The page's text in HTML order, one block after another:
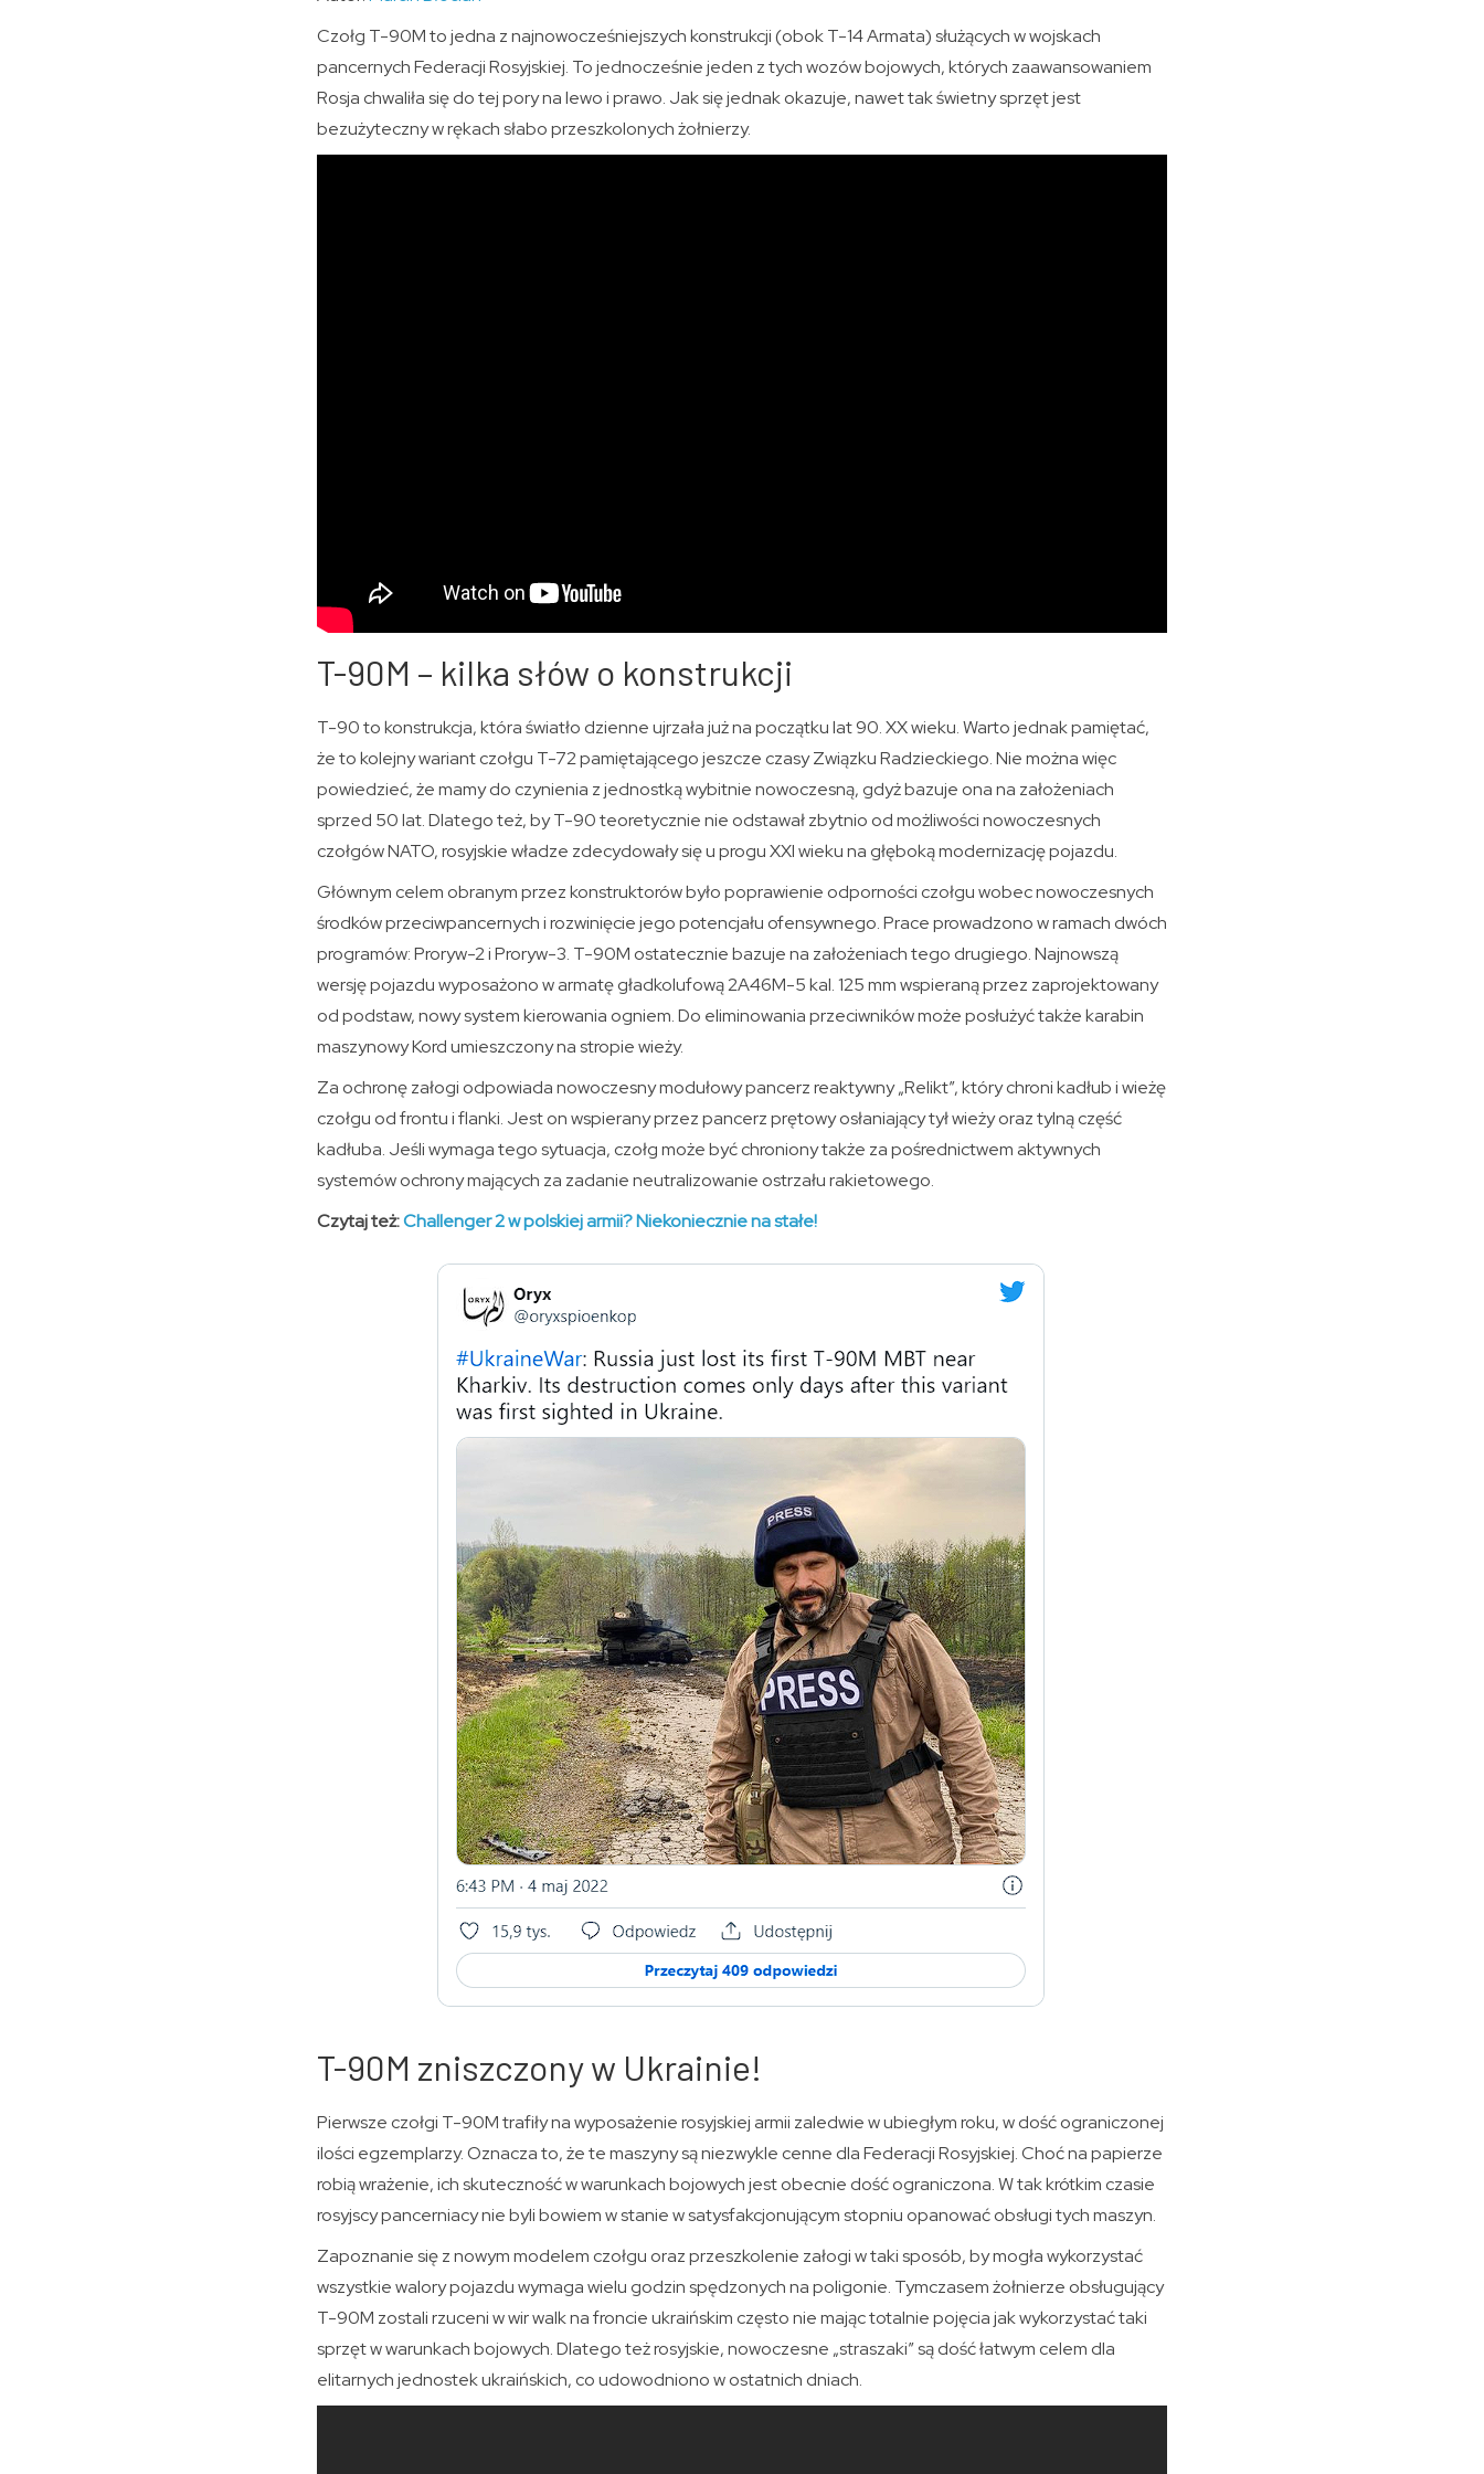
Czołg T-90M to jedna z najnowocześniejszych konstrukcji (obok T-14 Armata) służących w wojskach
pancernych Federacji Rosyjskiej. To jednocześnie jeden z tych wozów bojowych, których zaawansowaniem
Rosja chwaliła się do tej pory na lewo i prawo. Jak się jednak okazuje, nawet tak świetny sprzęt jest
bezużyteczny w rękach słabo przeszkolonych żołnierzy.
T-90M – kilka słów o konstrukcji
T-90 to konstrukcja, która światło dzienne ujrzała już na początku lat 90. XX wieku. Warto jednak pamiętać,
że to kolejny wariant czołgu T-72 pamiętającego jeszcze czasy Związku Radzieckiego. Nie można więc
powiedzieć, że mamy do czynienia z jednostką wybitnie nowoczesną, gdyż bazuje ona na założeniach
sprzed 50 lat. Dlatego też, by T-90 teoretycznie nie odstawał zbytnio od możliwości nowoczesnych
czołgów NATO, rosyjskie władze zdecydowały się u progu XXI wieku na głęboką modernizację pojazdu.
Głównym celem obranym przez konstruktorów było poprawienie odporności czołgu wobec nowoczesnych
środków przeciwpancernych i rozwinięcie jego potencjału ofensywnego. Prace prowadzono w ramach dwóch
programów: Proryw-2 i Proryw-3. T-90M ostatecznie bazuje na założeniach tego drugiego. Najnowszą
wersję pojazdu wyposażono w armatę gładkolufową 2A46M-5 kal. 125 mm wspieraną przez zaprojektowany
od podstaw, nowy system kierowania ogniem. Do eliminowania przeciwników może posłużyć także karabin
maszynowy Kord umieszczony na stropie wieży.
Za ochronę załogi odpowiada nowoczesny modułowy pancerz reaktywny „Relikt”, który chroni kadłub i wieżę
czołgu od frontu i flanki. Jest on wspierany przez pancerz prętowy osłaniający tył wieży oraz tylną część
kadłuba. Jeśli wymaga tego sytuacja, czołg może być chroniony także za pośrednictwem aktywnych
systemów ochrony mających za zadanie neutralizowanie ostrzału rakietowego.
Czytaj też:Challenger 2 w polskiej armii? Niekoniecznie na stałe!
T-90M zniszczony w Ukrainie!
Pierwsze czołgi T-90M trafiły na wyposażenie rosyjskiej armii zaledwie w ubiegłym roku, w dość ograniczonej
ilości egzemplarzy. Oznacza to, że te maszyny są niezwykle cenne dla Federacji Rosyjskiej. Choć na papierze
robią wrażenie, ich skuteczność w warunkach bojowych jest obecnie dość ograniczona. W tak krótkim czasie
rosyjscy pancerniacy nie byli bowiem w stanie w satysfakcjonującym stopniu opanować obsługi tych maszyn.
Zapoznanie się z nowym modelem czołgu oraz przeszkolenie załogi w taki sposób, by mogła wykorzystać
wszystkie walory pojazdu wymaga wielu godzin spędzonych na poligonie. Tymczasem żołnierze obsługujący
T-90M zostali rzuceni w wir walk na froncie ukraińskim często nie mając totalnie pojęcia jak wykorzystać taki
sprzęt w warunkach bojowych. Dlatego też rosyjskie, nowoczesne „straszaki” są dość łatwym celem dla
elitarnych jednostek ukraińskich, co udowodniono w ostatnich dniach.